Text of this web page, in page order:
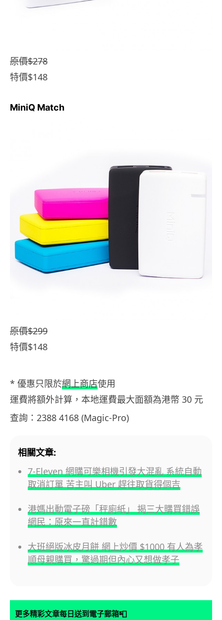
原價$278
特價$148
MiniQ Match
原價$299
特價$148
* 優惠只限於網上商店使用
運費將額外計算，本地運費最大面額為港幣 30 元
查詢：2388 4168 (Magic-Pro)
相關文章:
7-Eleven 網購可樂相機引發大混亂 系統自動
取消訂單 苦主叫 Uber 趕往取貨得個吉
港媽出動電子磅「秤廁紙」 揭三大購買錯誤
網民：原來一直計錯數
大班絕版冰皮月餅 網上炒價 $1000 有人為孝
順母親購買，驚過期但內心又想做孝子
更多精彩文章每日送到電子郵箱📮